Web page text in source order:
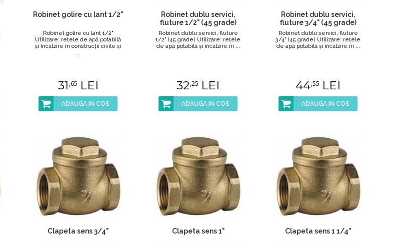
Robinet golire cu lant 1/2"
Robinet golire cu lant 1/2"
Utilizare: reţele de apă potabilă
şi încălzire în construcţii civile şi
...
31 ,65LEI
ADAUGA IN COS
Robinet dublu servici,
fluture 1/2" (45 grade)
Robinet dublu servici, fluture
1/2" (45 grade) Utilizare: reţele
de apă potabilă şi încălzire în ...
32,25 LEI
ADAUGA IN COS
Robinet dublu servici,
fluture 3/4" (45 grade)
Robinet dublu servici, fluture
3/4" (45 grade) Utilizare: reţele
de apă potabilă şi încălzire în ...
44,55 LEI
ADAUGA IN COS
Clapeta sens 3/4" Clapeta sens 1" Clapeta sens 1 1/4"